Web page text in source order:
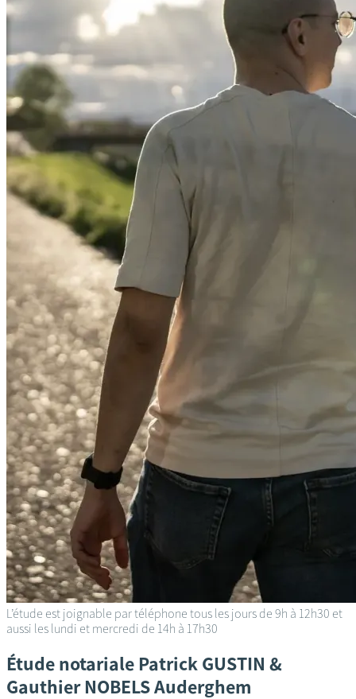
L’étude est joignable par téléphone tous les jours de 9h à 12h30 et
aussi les lundi et mercredi de 14h à 17h30
Étude notariale Patrick GUSTIN &
Gauthier NOBELSAuderghem